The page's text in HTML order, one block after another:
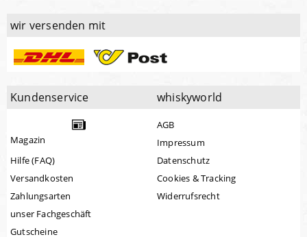
wir versenden mit
Kundenservice
Magazin
Hilfe (FAQ)
Versandkosten
Zahlungsarten
unser Fachgeschäft
Gutscheine
whiskyworld
AGB
Impressum
Datenschutz
Cookies & Tracking
Widerrufsrecht